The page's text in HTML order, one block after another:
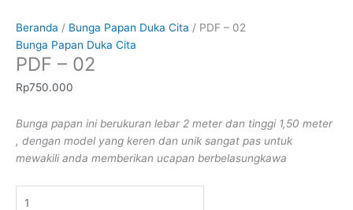
Beranda / Bunga Papan Duka Cita / PDF – 02
Bunga Papan Duka Cita
PDF – 02
Rp750.000
Bunga papan ini berukuran lebar 2 meter dan tinggi 1,50 meter
, dengan model yang keren dan unik sangat pas untuk
mewakili anda memberikan ucapan berbelasungkawa